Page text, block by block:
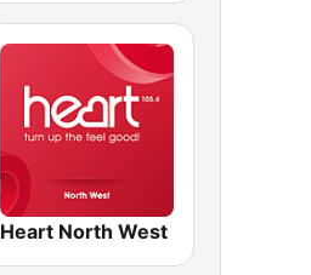
Heart North West